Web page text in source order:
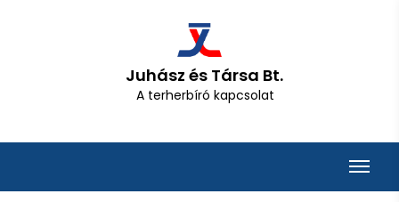
Juhász és Társa Bt.
A terherbíró kapcsolat